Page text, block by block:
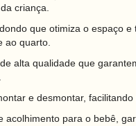
criança.
que otimiza o espaço e
ao quarto.
alta qualidade que
e desmontar, facilitando
acolhimento para o bebê,